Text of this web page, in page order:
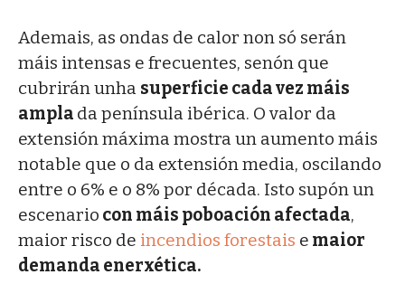
Ademais, as ondas de calor non só serán
máis intensas e frecuentes, senón que
cubrirán unha superficie cada vez máis
ampla da península ibérica. O valor da
extensión máxima mostra un aumento máis
notable que o da extensión media, oscilando
entre o 6% e o 8% por década. Isto supón un
escenario con máis poboación afectada,
maior risco de incendios forestais e maior
demanda enerxética.